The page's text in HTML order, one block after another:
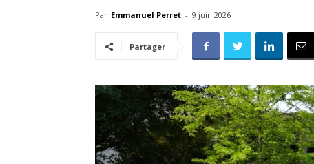
Par Emmanuel Perret - 9 juin 2026
Partager